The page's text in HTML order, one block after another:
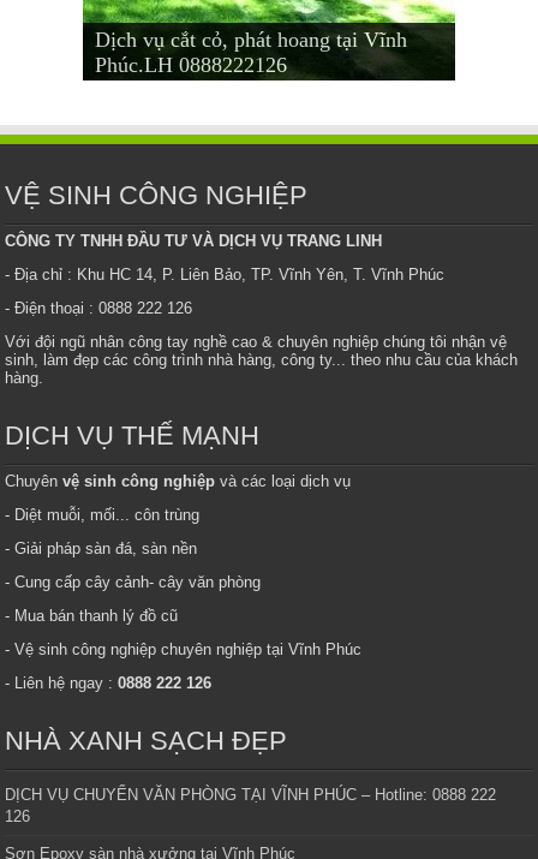
Dịch vụ cắt cỏ, phát hoang tại Vĩnh
Phúc.LH 0888222126
Dịch vụ cắt cỏ tại Vĩnh Yên – Bình
Xuyên- Phúc Yên. LH 0888 222 126
Dịch vụ cho thuê cây văn phòng tại
Vĩnh Phúc.LH 0888 222 126.
Mua bán cây văn phòng tại Vĩnh Phúc
– LH: 0888222126
Cho thuê cây cảnh, văn phòng tại Vĩnh
Phúc
VỆ SINH CÔNG NGHIỆP
CÔNG TY TNHH ĐẦU TƯ VÀ DỊCH VỤ TRANG LINH
- Địa chỉ : Khu HC 14, P. Liên Bảo, TP. Vĩnh Yên, T. Vĩnh Phúc
- Điện thoại : 0888 222 126
Với đội ngũ nhân công tay nghề cao & chuyên nghiệp chúng tôi nhận vệ
sinh, làm đẹp các công trình nhà hàng, công ty... theo nhu cầu của khách
hàng.
DỊCH VỤ THẾ MẠNH
Chuyênvệ sinh công nghiệp và các loại dịch vụ
- Diệt muỗi, mối... côn trùng
- Giải pháp sàn đá, sàn nền
- Cung cấp cây cảnh- cây văn phòng
- Mua bán thanh lý đồ cũ
- Vệ sinh công nghiệp chuyên nghiệp tại Vĩnh Phúc
- Liên hệ ngay :0888 222 126
NHÀ XANH SẠCH ĐẸP
DỊCH VỤ CHUYỂN VĂN PHÒNG TẠI VĨNH PHÚC – Hotline: 0888 222
126
Sơn Epoxy sàn nhà xưởng tại Vĩnh Phúc